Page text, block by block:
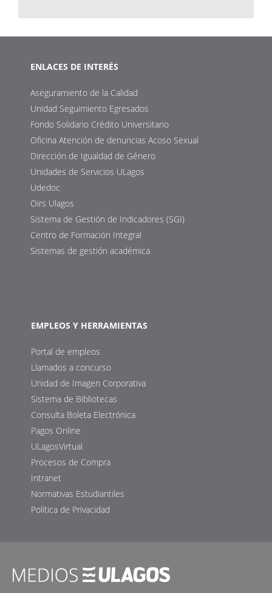
ENLACES DE INTERÉS
Aseguramiento de la Calidad
Unidad Seguimiento Egresados
Fondo Solidario Crédito Universitario
Oficina Atención de denuncias Acoso Sexual
Dirección de Igualdad de Género
Unidades de Servicios ULagos
Udedoc
Oirs Ulagos
Sistema de Gestión de Indicadores (SGI)
Centro de Formación Integral
Sistemas de gestión académica
EMPLEOS Y HERRAMIENTAS
Portal de empleos
Llamados a concurso
Unidad de Imagen Corporativa
Sistema de Bibliotecas
Consulta Boleta Electrónica
Pagos Online
ULagosVirtual
Procesos de Compra
Intranet
Normativas Estudiantiles
Política de Privacidad